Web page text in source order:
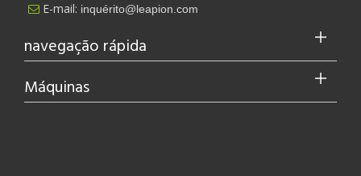
 E-mail: inquérito@leapion.com
navegação rápida
Máquinas